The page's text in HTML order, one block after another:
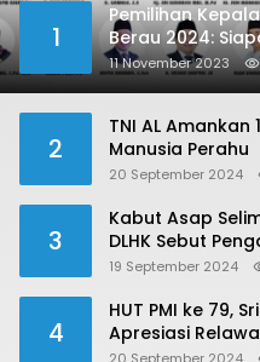
1
Pemilihan
Berau 2024:
Paling Layak
11 November 2023
2
TNI AL Amankan
Manusia Perahu
20 September 2024
3
Kabut Asap
DLHK Sebut
Karhutla
19 September 2024
4
HUT PMI ke 79,
Apresiasi
Konsisten Donor